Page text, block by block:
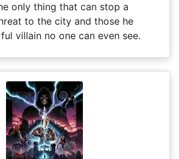
only thing that can stop a
to the city and those he
villain no one can even see.